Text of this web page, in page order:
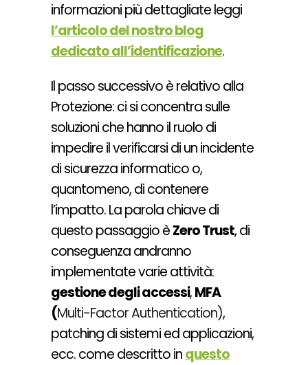
informazioni più dettagliateleggi
l’articolo del nostro blog
dedicato all’identificazione.
Il passo successivo è relativo alla
Protezione: cisi concentra sulle
soluzioni che hanno il ruolo di
impedire il verificarsi di un incidente
di sicurezza informatico o,
quantomeno, di contenere
l’impatto. La parola chiave di
questo passaggio èZero Trust, di
conseguenza andranno
implementate varie attività:
gestione degli accessi,MFA
(Multi-Factor Authentication),
patching di sistemi ed applicazioni,
ecc.come descritto inquesto